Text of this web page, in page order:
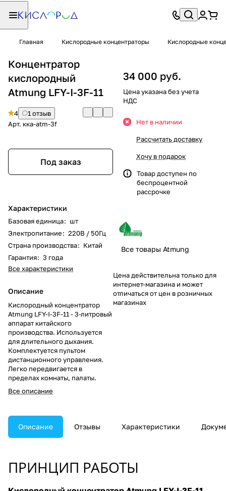
Главная Кислородные концентраторы Кислородные
Концентратор
кислородный
Atmung LFY-I-3F-11
4
1 отзыв
Арт. кка-atm-3f
Под заказ
Характеристики
Базовая единица: шт
Электропитание: 220В / 50Гц
Страна производства: Китай
Гарантия: 3 года
Все характеристики
Описание
Кислородный концентратор
Atmung LFY-I-3F-11 - 3-литровый
аппарат китайского
производства. Используется
для длительного дыхания.
Комплектуется пультом
дистанционного управления.
Легко передвигается в
пределах комнаты, палаты.
Все описание
34 000 руб.
Цена указана без учета
НДС
Нет в наличии
Рассчитать доставку
Хочу в подарок
Товар доступен по
беспроцентной
рассрочке
Все товары Atmung
Цена действительна только для
интернет-магазина и может
отличаться от цен в розничных
магазинах
Описание Отзывы Характеристики
ПРИНЦИП РАБОТЫ